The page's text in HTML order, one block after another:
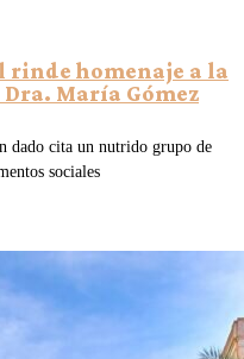
rinde homenaje a la
María Gómez
dado cita un nutrido grupo de
sociales